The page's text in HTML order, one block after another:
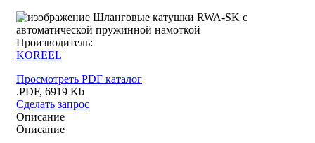
Производитель:
KOREEL
Просмотреть PDF каталог
.PDF, 6919 Kb
Сделать запрос
Описание
Описание